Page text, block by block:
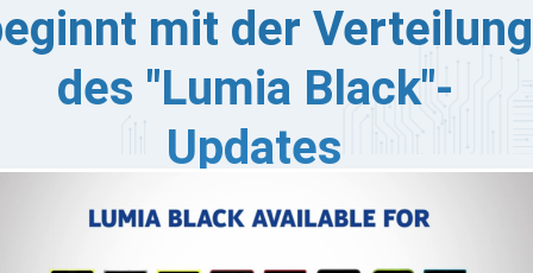
mit der Verteilung
des "Lumia Black"-
Updates
zum noch recht jungen Jahresbeginn löst der
Smartphone- und Tablet-Hersteller sein